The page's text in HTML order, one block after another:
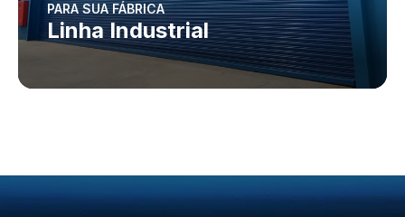
PARA SUA FÁBRICA
Linha Industrial